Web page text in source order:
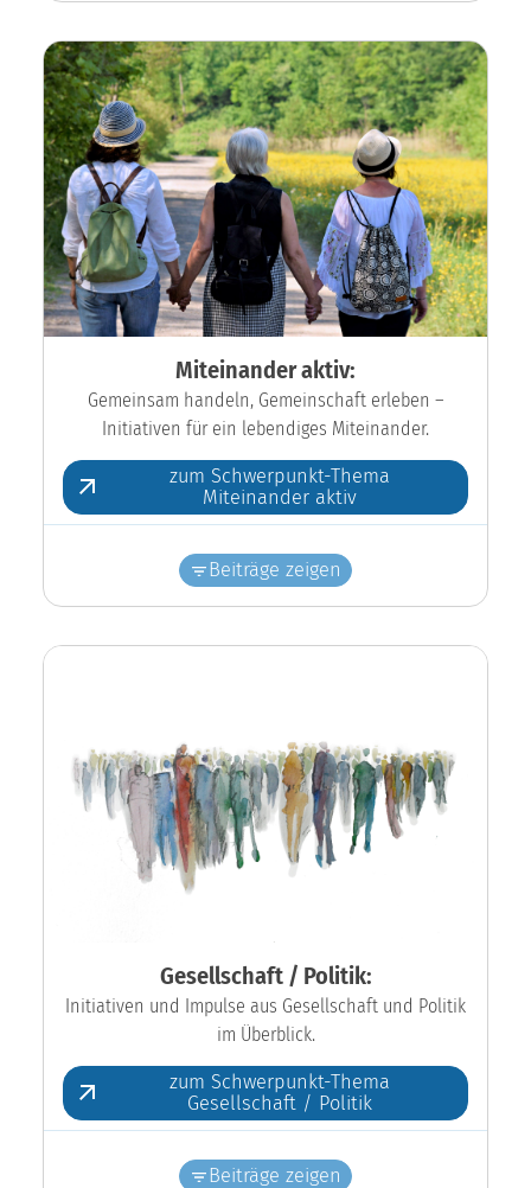
Miteinander aktiv:
Gemeinsam handeln, Gemeinschaft erleben –
Initiativen für ein lebendiges Miteinander.
zum Schwerpunkt-Thema
Miteinander aktiv
Beiträge zeigen
Gesellschaft / Politik:
Initiativen und Impulse aus Gesellschaft und Politik
im Überblick.
zum Schwerpunkt-Thema
Gesellschaft / Politik
Beiträge zeigen